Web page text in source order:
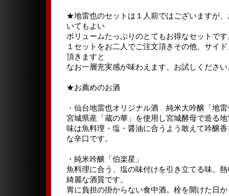
★地雷也のセットは１人前ではございますが
いてもよい
ボリュームたっぷりのとてもお得なセットです
１セットをお二人でご注文頂きその他、サイ
頂きますと
なお一層充実感が味わえます。お試しください
★お薦めのお酒
・仙台地雷也オリジナル酒 純米大吟醸「地雷
宮城県産「蔵の華」を使用し宮城酵母で造る
味は魚料理・塩・醤油に合うよう敢えて吟醸
な辛口です。
・純米吟醸「伯楽星」
魚料理に合う、塩の味付けを引き立てる味。
綺麗な酒質です。
胃に負担の掛からない食中酒。栓を開けた日